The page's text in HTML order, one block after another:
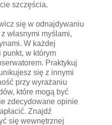
szczęścia.
się w odnajdywaniu
własnymi myślami,
W każdej
w którym
Praktykuj
się z innymi
przy wyrażaniu
które mogą być
zdecydowane opinie
Znajdź
się wewnętrznej